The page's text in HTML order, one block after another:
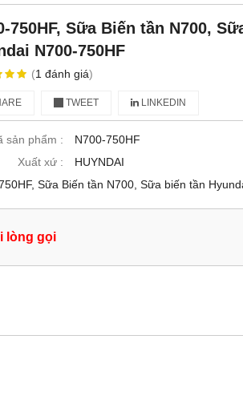
750HF, Sữa Biến tần N700,
N700-750HF
(1 đánh giá)
TWEET LINKEDIN
sản phẩm :
N700-750HF
Xuất xứ :
HUYNDAI
Sữa Biến tần N700, Sữa biến tần
lòng gọi